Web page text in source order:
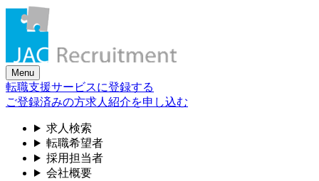
Skip
content
Menu
転職支援サービスに登録する
ご登録済みの方求人紹介を申し込む
求人検索
転職希望者
採用担当者
会社概要